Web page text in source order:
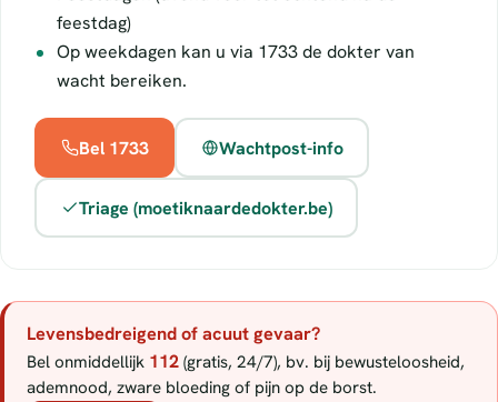
feestdag)
Op weekdagen kan u via 1733 de dokter van
wacht bereiken.
Bel 1733 Wachtpost-info
Triage (moetiknaardedokter.be)
Levensbedreigend of acuut gevaar?
Bel onmiddellijk 112 (gratis, 24/7), bv. bij bewusteloosheid,
ademnood, zware bloeding of pijn op de borst.